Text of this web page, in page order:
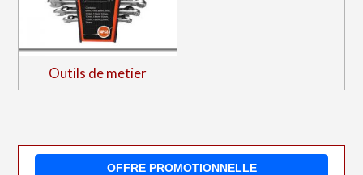
Outils de metier
OFFRE PROMOTIONNELLE